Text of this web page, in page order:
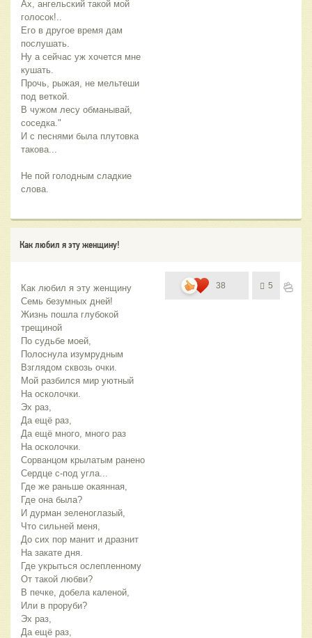
Ах, ангельский такой мой
Его в другое время дам
Ну а сейчас уж хочется мне
Прочь, рыжая, не мельтеши
В чужом лесу обманывай,
И с песнями была плутовка
Не пой голодным сладкие
слова.
Как любил я эту женщину!
Как любил я эту женщину
Семь безумных дней!
Жизнь пошла глубокой
трещиной
По судьбе моей,
Полоснула изумрудным
Взглядом сквозь очки.
Мой разбился мир уютный
На осколочки.
Эх раз,
Да ещё раз,
Да ещё много, много раз
На осколочки.
Сорванцом крылатым ранено
Сердце с-под угла...
Где же раньше окаянная,
Где она была?
И дурман зеленоглазый,
Что сильней меня,
До сих пор манит и дразнит
На закате дня.
Где укрыться ослепленному
От такой любви?
В печке, добела каленой,
Или в проруби?
Эх раз,
Да ещё раз,
38 5